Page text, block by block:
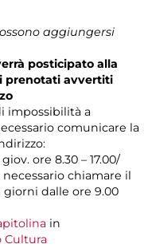
aggiungersi
posticipato alla
prenotati avvertiti
impossibilità a
comunicare la
ore 8.30 – 17.00/
necessario chiamare il
dalle ore 9.00
in
Cultura